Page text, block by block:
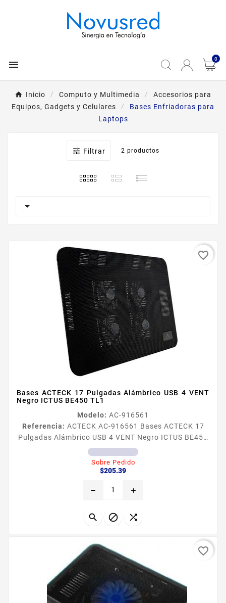
 0
Inicio Computo y Multimedia
Accesorios para
Equipos, Gadgets y Celulares
Bases Enfriadoras para
Laptops
 Filtrar 2 productos

Bases ACTECK 17 Pulgadas Alámbrico USB 4 VENT
Negro ICTUS BE450 TL1
Modelo: AC-916561
Referencia: ACTECK AC-916561 Bases ACTECK 17
Pulgadas Alámbrico USB 4 VENT Negro ICTUS BE450
VENT Negro ICTUS BE450
Sobre Pedido
$205.39Precio
remove add
  
favorite_border
favorite_border